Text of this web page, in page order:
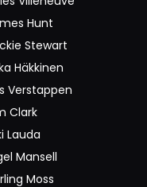
Hunt
Stewart
Häkkinen
Verstappen
Clark
Lauda
Mansell
Moss